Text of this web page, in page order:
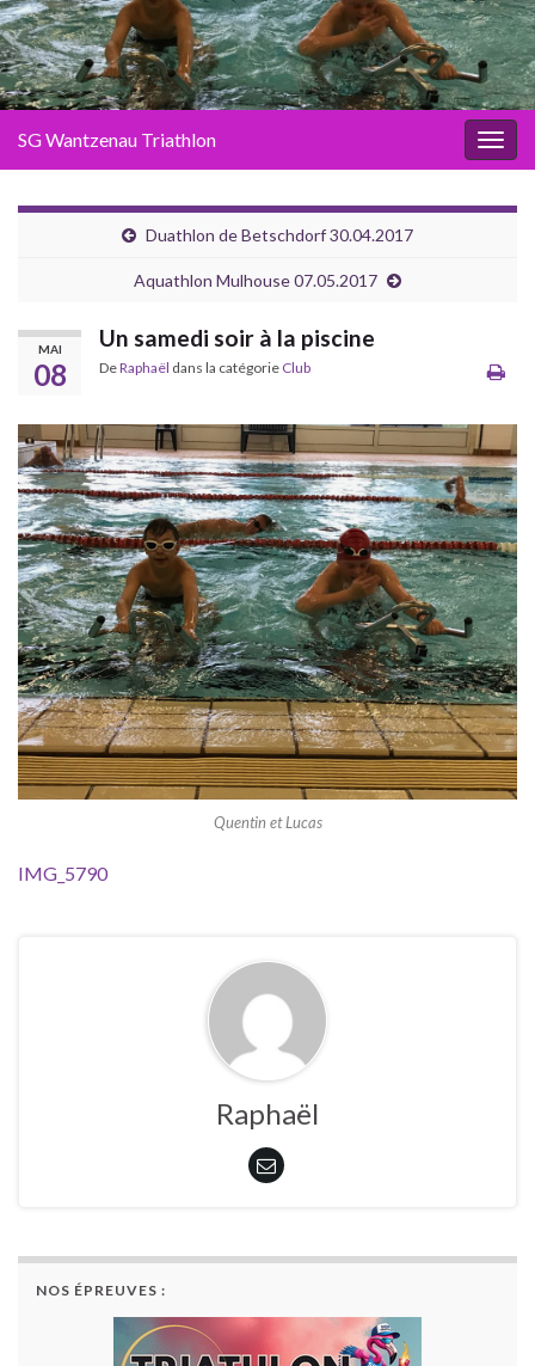
SG Wantzenau Triathlon
Duathlon de Betschdorf 30.04.2017
Aquathlon Mulhouse 07.05.2017
MAI
08
Un samedi soir à la piscine
DeRaphaël dans la catégorie Club
Quentin et Lucas
IMG_5790
Raphaël
NOS ÉPREUVES :